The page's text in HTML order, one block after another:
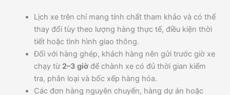
Lịch xe trên chỉ mang tính chất tham khảo và có thể
thay đổi tùy theo lượng hàng thực tế, điều kiện thời
tiết hoặc tình hình giao thông.
Đối với hàng ghép, khách hàng nên gửi trước giờ xe
chạy từ 2–3 giờ để chành xe có đủ thời gian kiểm
tra, phân loại và bốc xếp hàng hóa.
Các đơn hàng nguyên chuyến, hàng dự án hoặc